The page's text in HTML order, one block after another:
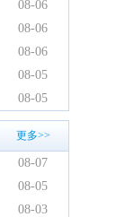
08-06
08-06
08-06
08-05
08-05
更多>>
08-07
08-05
08-03